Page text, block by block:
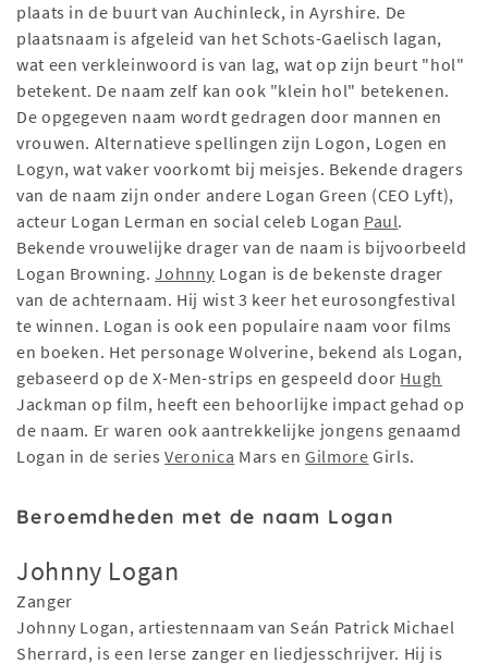
plaats in de buurt van Auchinleck, in Ayrshire. De
plaatsnaam is afgeleid van het Schots-Gaelisch lagan,
wat een verkleinwoord is van lag, wat op zijn beurt "hol"
betekent. De naam zelf kan ook "klein hol" betekenen.
De opgegeven naam wordt gedragen door mannen en
vrouwen. Alternatieve spellingen zijn Logon, Logen en
Logyn, wat vaker voorkomt bij meisjes. Bekende dragers
van de naam zijn onder andere Logan Green (CEO Lyft),
acteur Logan Lerman en social celeb Logan Paul.
Bekende vrouwelijke drager van de naam is bijvoorbeeld
Logan Browning.Johnny Logan is de bekenste drager
van de achternaam. Hij wist 3 keer het eurosongfestival
te winnen. Logan is ook een populaire naam voor films
en boeken. Het personage Wolverine, bekend als Logan,
gebaseerd op de X-Men-strips en gespeeld door Hugh
Jackman op film, heeft een behoorlijke impact gehad op
de naam. Er waren ook aantrekkelijke jongens genaamd
Logan in de seriesVeronica Mars enGilmore Girls.
Beroemdheden met de naam Logan
Johnny Logan
Zanger
Johnny Logan, artiestennaam van Seán Patrick Michael
Sherrard, is een Ierse zanger en liedjesschrijver. Hij is